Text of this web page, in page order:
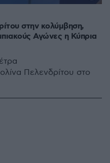
στην κολύμβηση,
Αγώνες η Κύπρια
Πελενδρίτου στο